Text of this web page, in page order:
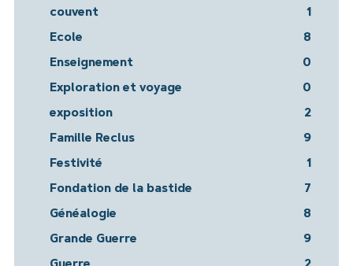
couvent 1
Ecole 8
Enseignement 0
Exploration et voyage 0
exposition 2
Famille Reclus 9
Festivité 1
Fondation de la bastide 7
Généalogie 8
Grande Guerre 9